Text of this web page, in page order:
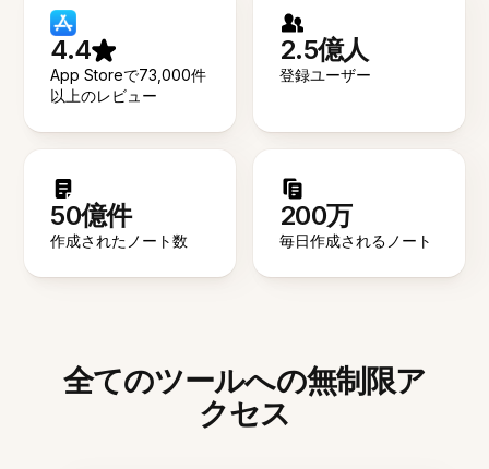
4.4
App Storeで73,000件
以上のレビュー
2.5億人
登録ユーザー
50億件
作成されたノート数
200万
毎日作成されるノート
全てのツールへの無制限ア
クセス